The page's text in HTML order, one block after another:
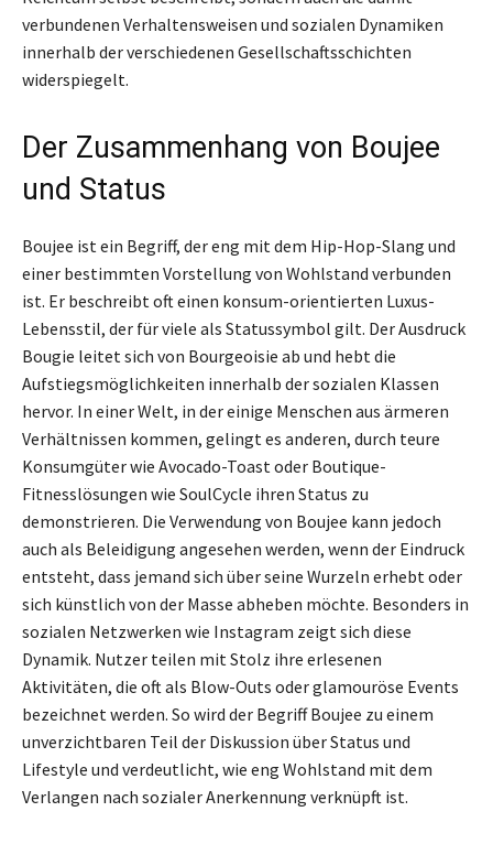
verbundenen Verhaltensweisen und sozialen Dynamiken
innerhalb der verschiedenen Gesellschaftsschichten
widerspiegelt.
Der Zusammenhang von Boujee
und Status
Boujee ist ein Begriff, der eng mit dem Hip-Hop-Slang und
einer bestimmten Vorstellung von Wohlstand verbunden
ist. Er beschreibt oft einen konsum-orientierten Luxus-
Lebensstil, der für viele als Statussymbol gilt. Der Ausdruck
Bougie leitet sich von Bourgeoisie ab und hebt die
Aufstiegsmöglichkeiten innerhalb der sozialen Klassen
hervor. In einer Welt, in der einige Menschen aus ärmeren
Verhältnissen kommen, gelingt es anderen, durch teure
Konsumgüter wie Avocado-Toast oder Boutique-
Fitnesslösungen wie SoulCycle ihren Status zu
demonstrieren. Die Verwendung von Boujee kann jedoch
auch als Beleidigung angesehen werden, wenn der Eindruck
entsteht, dass jemand sich über seine Wurzeln erhebt oder
sich künstlich von der Masse abheben möchte. Besonders in
sozialen Netzwerken wie Instagram zeigt sich diese
Dynamik. Nutzer teilen mit Stolz ihre erlesenen
Aktivitäten, die oft als Blow-Outs oder glamouröse Events
bezeichnet werden. So wird der Begriff Boujee zu einem
unverzichtbaren Teil der Diskussion über Status und
Lifestyle und verdeutlicht, wie eng Wohlstand mit dem
Verlangen nach sozialer Anerkennung verknüpft ist.